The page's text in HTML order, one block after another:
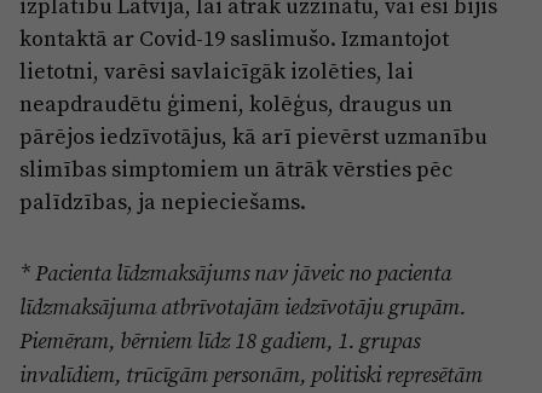
kontaktā ar Covid-19 saslimušo. Izmantojot
lietotni, varēsi savlaicīgāk izolēties, lai
neapdraudētu ģimeni, kolēģus, draugus un
pārējos iedzīvotājus, kā arī pievērst uzmanību
slimības simptomiem un ātrāk vērsties pēc
palīdzības, ja nepieciešams.
* Pacienta līdzmaksājums nav jāveic no pacienta
līdzmaksājuma atbrīvotajām iedzīvotāju grupām.
Piemēram, bērniem līdz 18 gadiem, 1. grupas
invalīdiem, trūcīgām personām, politiski represētām